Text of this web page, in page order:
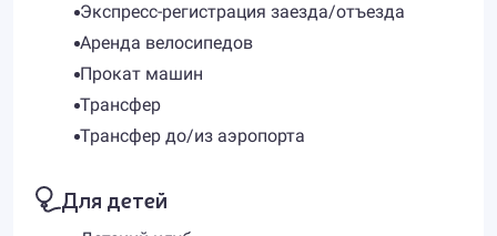
Экспресс-регистрация заезда/отъезда
Аренда велосипедов
Прокат машин
Трансфер
Трансфер до/из аэропорта
Для детей